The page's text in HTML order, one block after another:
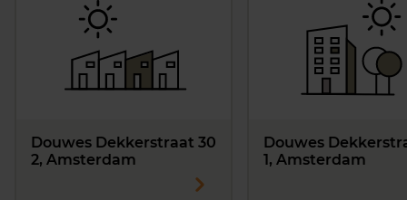
Douwes Dekkerstraat 30
2, Amsterdam
Douwes
1, Amsterdam